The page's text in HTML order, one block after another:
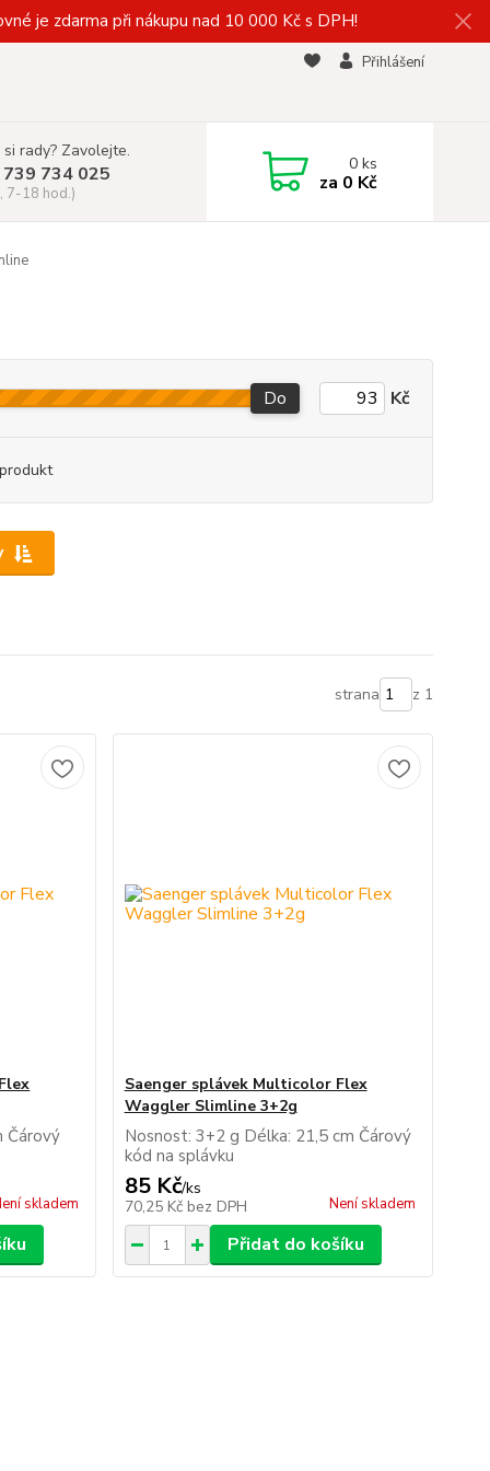
je zdarma při nákupu nad 10 000 Kč s DPH!
Přihlášení
rady? Zavolejte.
734 025
7-18 hod.)
0ks
za 0 Kč
Do Kč
strana z 1
Čárový
skladem
Saenger splávek Multicolor Flex
Waggler Slimline 3+2g
Nosnost: 3+2 g Délka: 21,5 cm Čárový
kód na splávku
85 Kč/ks
70,25 Kč bez DPH Není skladem
Přidat do košíku